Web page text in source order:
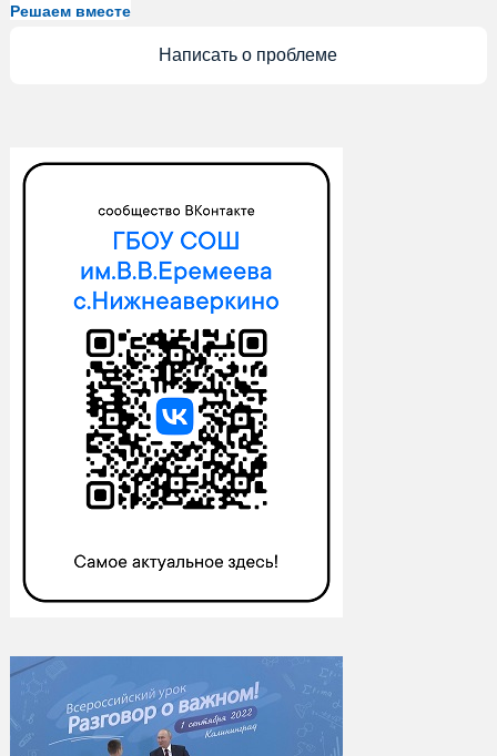
Решаем вместе
Написать о проблеме